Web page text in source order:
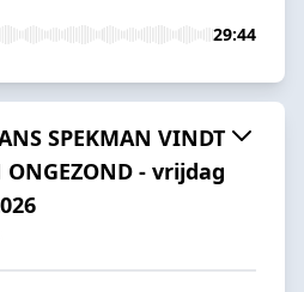
29:44
SPEKMAN VINDT
ONGEZOND - vrijdag